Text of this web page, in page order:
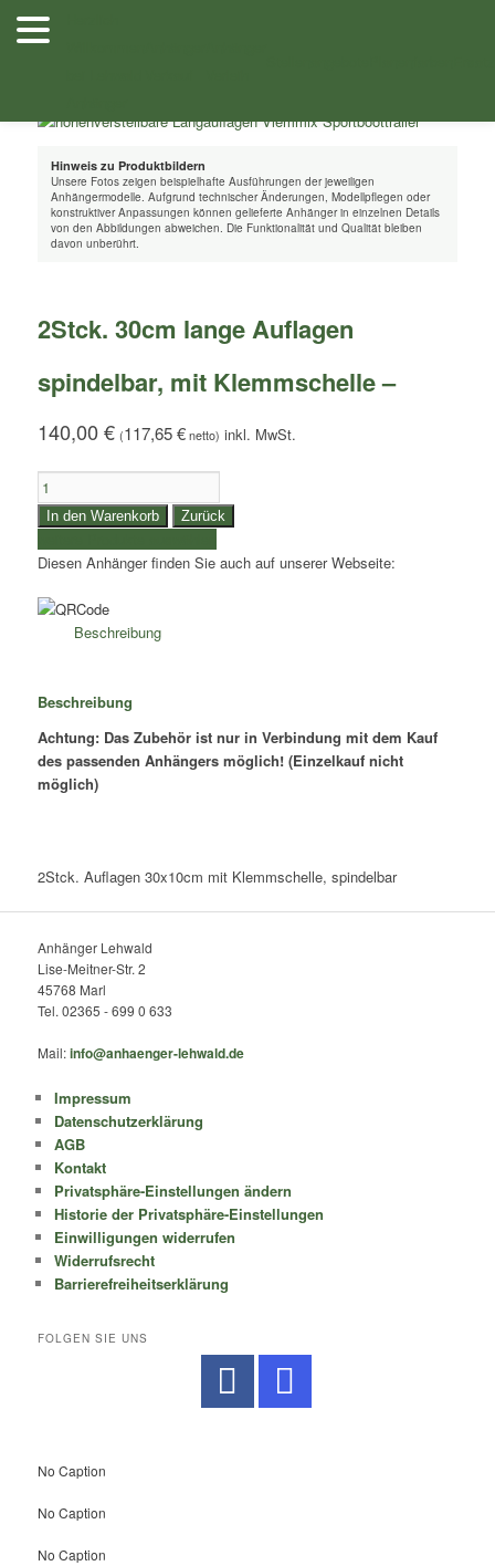
Zum
Inhalt
Shop
Hinweis zu Produktbildern
Unsere Fotos zeigen beispielhafte Ausführungen der jeweiligen
Anhängermodelle. Aufgrund technischer Änderungen, Modellpflegen oder
konstruktiver Anpassungen können gelieferte Anhänger in einzelnen Details
von den Abbildungen abweichen. Die Funktionalität und Qualität bleiben
davon unberührt.
2Stck. 30cm lange Auflagen
spindelbar, mit Klemmschelle –
140,00€ (117,65€ netto)
2Stck.
30cm
lange
Auflagen
spindelbar,
mit
Klemmschelle
In den Warenkorb Zurück
Diesen Anhänger finden Sie auch auf unserer Webseite:
Beschreibung
Beschreibung
Achtung: Das Zubehör ist nur in Verbindung mit dem Kauf
des passenden Anhängers möglich! (Einzelkauf nicht
möglich)
2Stck. Auflagen 30x10cm mit Klemmschelle, spindelbar
Anhänger Lehwald
Lise-Meitner-Str. 2
45768 Marl
Tel. 02365 - 699 0 633
Mail:info@anhaenger-lehwald.de
Impressum
Datenschutzerklärung
AGB
Kontakt
Privatsphäre-Einstellungen ändern
Historie der Privatsphäre-Einstellungen
Einwilligungen widerrufen
Widerrufsrecht
Barrierefreiheitserklärung
FOLGEN SIE UNS
No Caption
No Caption
No Caption